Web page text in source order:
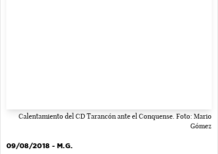
Calentamiento del CD Tarancón ante el Conquense. Foto: Mario
Gómez
09/08/2018 - M.G.